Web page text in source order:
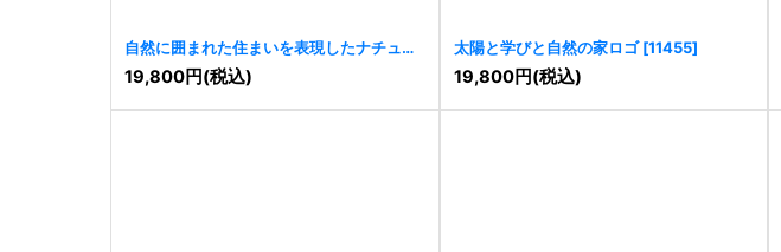
自然に囲まれた住まいを表現したナチュラ
ルなロゴ [11463 ]
19,800円(税込)
太陽と学びと自然の家ロゴ [11455]
19,800円(税込)